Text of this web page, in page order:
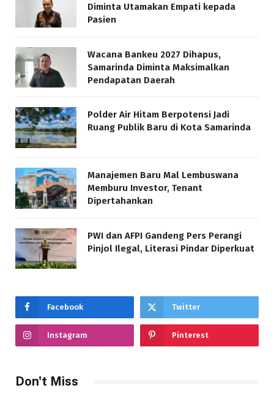
Diminta Utamakan Empati kepada
Pasien
Wacana Bankeu 2027 Dihapus,
Samarinda Diminta Maksimalkan
Pendapatan Daerah
Polder Air Hitam Berpotensi Jadi
Ruang Publik Baru di Kota Samarinda
Manajemen Baru Mal Lembuswana
Memburu Investor, Tenant
Dipertahankan
PWI dan AFPI Gandeng Pers Perangi
Pinjol Ilegal, Literasi Pindar Diperkuat
Facebook Twitter
Instagram Pinterest
Don't Miss